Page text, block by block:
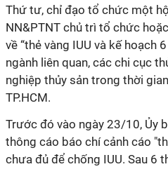
Thứ tư, chỉ đạo tổ chức một
NN&PTNT chủ trì tổ chức
về “thẻ vàng IUU và kế hoạch
ngành liên quan, các chi cục
nghiệp thủy sản trong thời
TP.HCM.
Trước đó vào ngày 23/10, Ủy
thông cáo báo chí cảnh cáo
chưa đủ để chống IUU. Sau 6